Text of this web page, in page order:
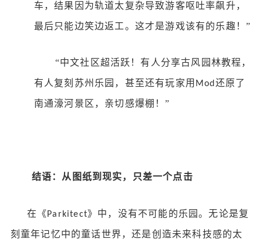
车，结果因为轨道太复杂导致游客呕吐率飙升，
最后只能边笑边返工。这才是游戏该有的乐趣！”
“中文社区超活跃！有人分享古风园林教程，
有人复刻苏州乐园，甚至还有玩家用 Mod还原了
南通濠河景区，亲切感爆棚！”
结语：从图纸到现实，只差一个点击
在《 Parkitect》中，没有不可能的乐园。无论是复
刻童年记忆中的童话世界，还是创造未来科技感的太